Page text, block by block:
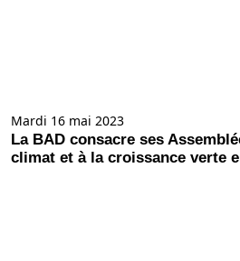
Mardi 16 mai 2023
La BAD consacre ses
climat et à la croissance verte